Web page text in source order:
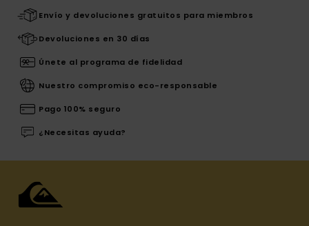
Envío y devoluciones gratuitos para miembros
Devoluciones en 30 días
Únete al programa de fidelidad
Nuestro compromiso eco-responsable
Pago 100% seguro
¿Necesitas ayuda?